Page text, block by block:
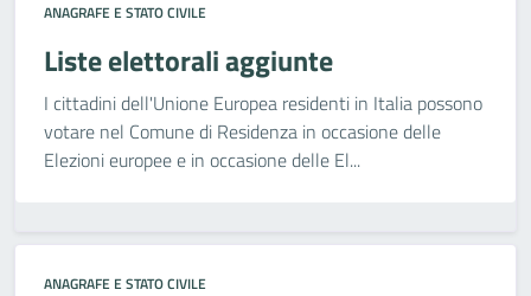
ANAGRAFE E STATO CIVILE
Liste elettorali aggiunte
I cittadini dell'Unione Europea residenti in Italia possono
votare nel Comune di Residenza in occasione delle
Elezioni europee e in occasione delle El...
ANAGRAFE E STATO CIVILE